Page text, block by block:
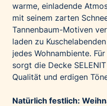
warme, einladende
mit seinem zarten
Tannenbaum-Motiven
laden zu
jedes Wohnambiente.
sorgt die Decke SELENIT
Qualität und erdigen
Natürlich festlich: